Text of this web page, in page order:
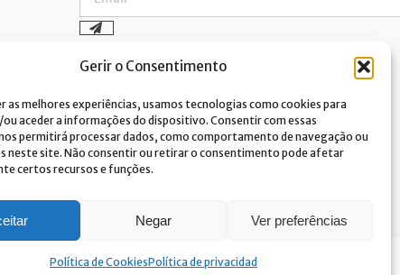
Gerir o Consentimento
as melhores experiências, usamos tecnologias como cookies para
aceder a informações do dispositivo. Consentir com essas
permitirá processar dados, como comportamento de navegação ou
neste site. Não consentir ou retirar o consentimento pode afetar
certos recursos e funções.
Negar Ver preferências
Política de CookiesPolítica de privacidad
tratamiento de datos y acepto la
Costa Verde se compromete a aplicar el RGPD.
Para procesar sus datos personales,
necesitamos su consentimiento. Haga clicaqui
y conozca nuestra política de privacidad.
reservedLink&Grow.